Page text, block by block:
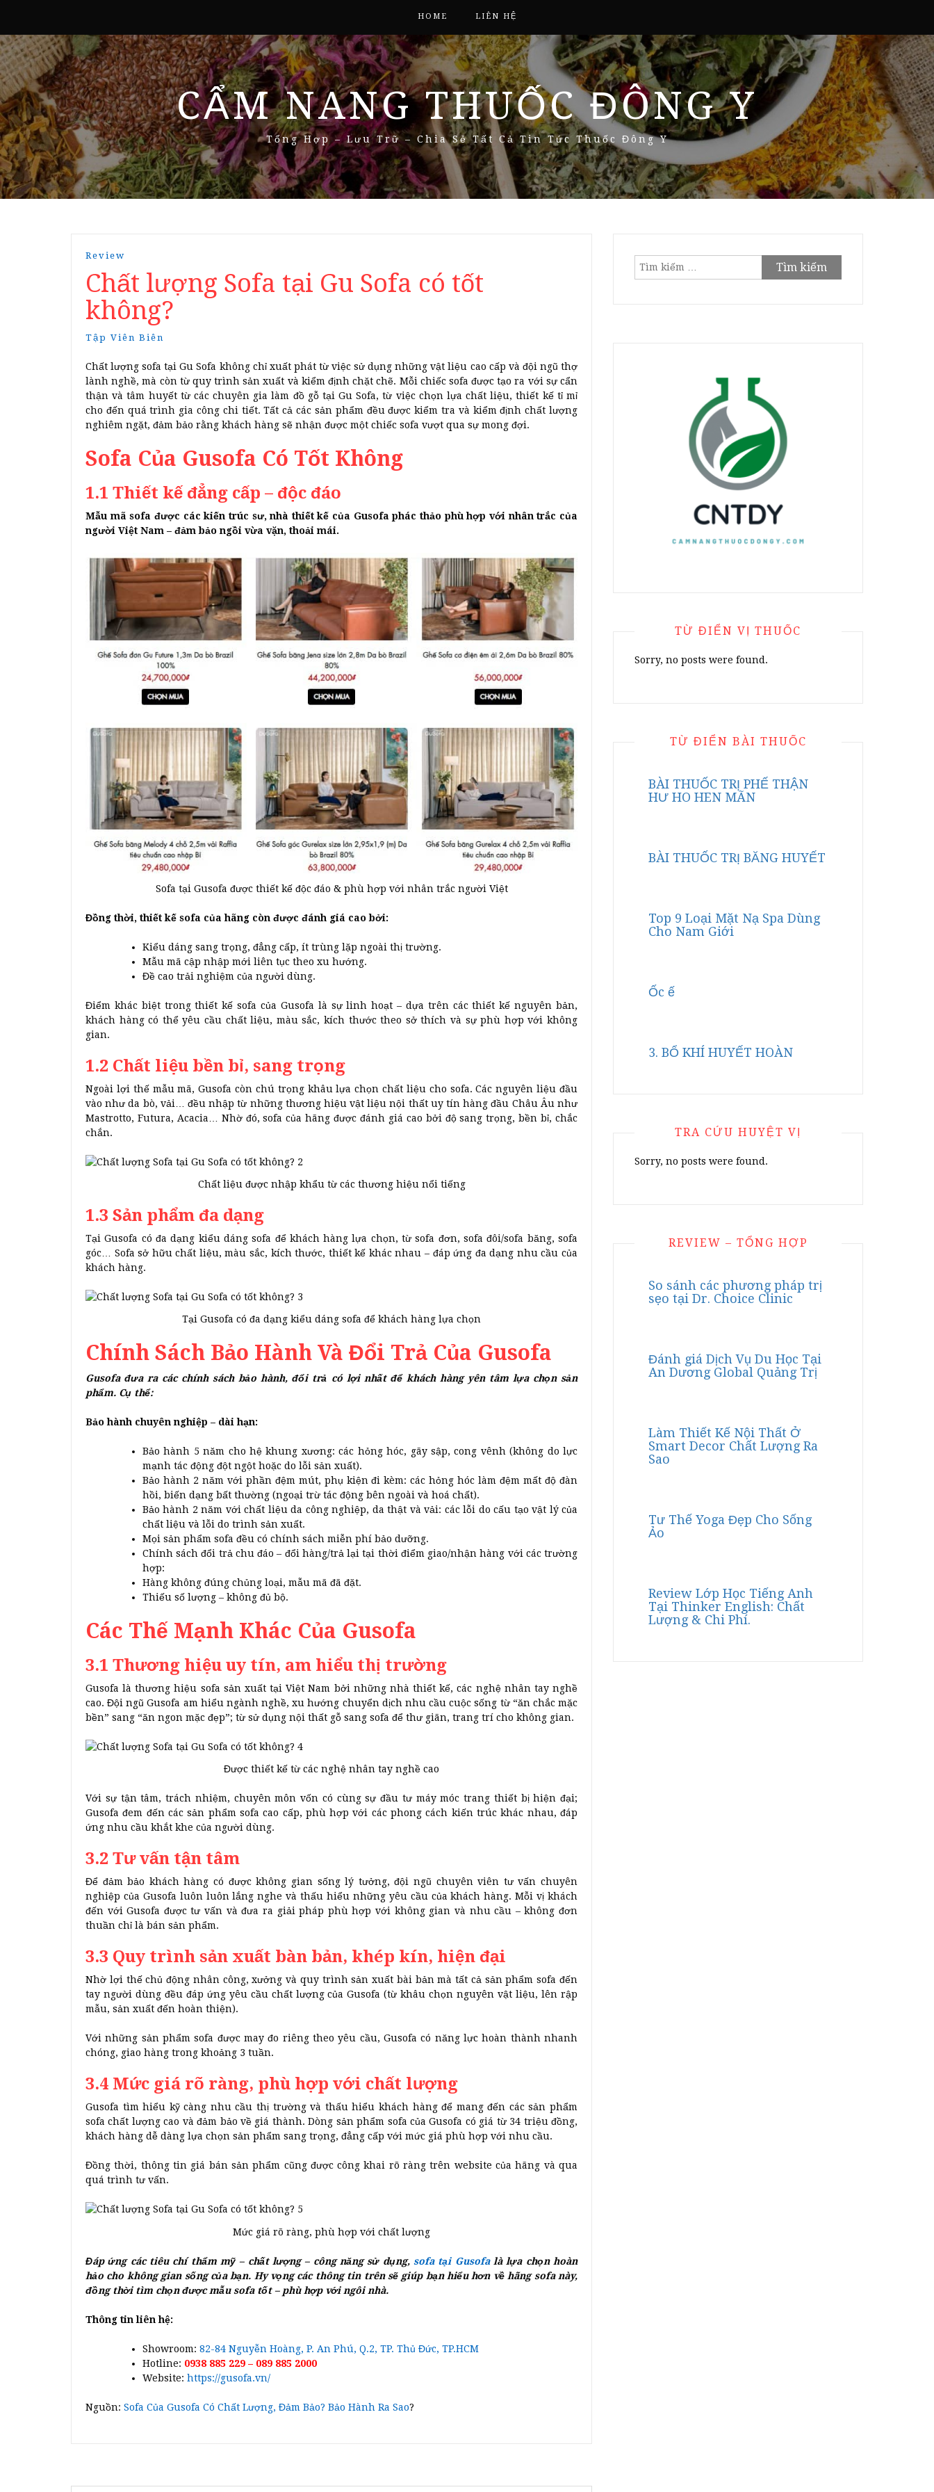
HOME LIÊN HỆ
CẨM NANG THUỐC ĐÔNG Y
Tổng Hợp – Lưu Trữ – Chia Sẻ Tất Cả Tin Tức Thuốc Đông Y
Review
Chất lượng Sofa tại Gu Sofa có tốt
không?
Tập Viên Biên
Chất lượng sofa tại Gu Sofa không chỉ xuất phát từ việc sử dụng những vật liệu cao cấp và đội ngũ thợ
lành nghề, mà còn từ quy trình sản xuất và kiểm định chặt chẽ. Mỗi chiếc sofa được tạo ra với sự cẩn
thận và tâm huyết từ các chuyên gia làm đồ gỗ tại Gu Sofa, từ việc chọn lựa chất liệu, thiết kế tỉ mỉ
cho đến quá trình gia công chi tiết. Tất cả các sản phẩm đều được kiểm tra và kiểm định chất lượng
nghiêm ngặt, đảm bảo rằng khách hàng sẽ nhận được một chiếc sofa vượt qua sự mong đợi.
Sofa Của Gusofa Có Tốt Không
1.1 Thiết kế đẳng cấp – độc đáo
Mẫu mã sofa được các kiến trúc sư, nhà thiết kế của Gusofa phác thảo phù hợp với nhân trắc của
người Việt Nam – đảm bảo ngồi vừa vặn, thoải mái.
Sofa tại Gusofa được thiết kế độc đáo & phù hợp với nhân trắc người Việt
Đồng thời, thiết kế sofa của hãng còn được đánh giá cao bởi:
Kiểu dáng sang trọng, đẳng cấp, ít trùng lặp ngoài thị trường.
Mẫu mã cập nhập mới liên tục theo xu hướng.
Đề cao trải nghiệm của người dùng.
Điểm khác biệt trong thiết kế sofa của Gusofa là sự linh hoạt – dựa trên các thiết kế nguyên bản,
khách hàng có thể yêu cầu chất liệu, màu sắc, kích thước theo sở thích và sự phù hợp với không
gian.
1.2 Chất liệu bền bỉ, sang trọng
Ngoài lợi thế mẫu mã, Gusofa còn chú trọng khâu lựa chọn chất liệu cho sofa. Các nguyên liệu đầu
vào như da bò, vải… đều nhập từ những thương hiệu vật liệu nội thất uy tín hàng đầu Châu Âu như
Mastrotto, Futura, Acacia… Nhờ đó, sofa của hãng được đánh giá cao bởi độ sang trọng, bền bỉ, chắc
chắn.
Chất liệu được nhập khẩu từ các thương hiệu nổi tiếng
1.3 Sản phẩm đa dạng
Tại Gusofa có đa dạng kiểu dáng sofa để khách hàng lựa chọn, từ sofa đơn, sofa đôi/sofa băng, sofa
góc… Sofa sở hữu chất liệu, màu sắc, kích thước, thiết kế khác nhau – đáp ứng đa dạng nhu cầu của
khách hàng.
Tại Gusofa có đa dạng kiểu dáng sofa để khách hàng lựa chọn
Chính Sách Bảo Hành Và Đổi Trả Của Gusofa
Gusofa đưa ra các chính sách bảo hành, đổi trả có lợi nhất để khách hàng yên tâm lựa chọn sản
phẩm. Cụ thể:
Bảo hành chuyên nghiệp – dài hạn:
Bảo hành 5 năm cho hệ khung xương: các hỏng hóc, gãy sập, cong vênh (không do lực
mạnh tác động đột ngột hoặc do lỗi sản xuất).
Bảo hành 2 năm với phần đệm mút, phụ kiện đi kèm: các hỏng hóc làm đệm mất độ đàn
hồi, biến dạng bất thường (ngoại trừ tác động bên ngoài và hoá chất).
Bảo hành 2 năm với chất liệu da công nghiệp, da thật và vải: các lỗi do cấu tạo vật lý của
chất liệu và lỗi do trình sản xuất.
Mọi sản phẩm sofa đều có chính sách miễn phí bảo dưỡng.
Chính sách đổi trả chu đáo – đổi hàng/trả lại tại thời điểm giao/nhận hàng với các trường
hợp:
Hàng không đúng chủng loại, mẫu mã đã đặt.
Thiếu số lượng – không đủ bộ.
Các Thế Mạnh Khác Của Gusofa
3.1 Thương hiệu uy tín, am hiểu thị trường
Gusofa là thương hiệu sofa sản xuất tại Việt Nam bởi những nhà thiết kế, các nghệ nhân tay nghề
cao. Đội ngũ Gusofa am hiểu ngành nghề, xu hướng chuyển dịch nhu cầu cuộc sống từ “ăn chắc mặc
bền” sang “ăn ngon mặc đẹp”; từ sử dụng nội thất gỗ sang sofa để thư giãn, trang trí cho không gian.
Được thiết kế từ các nghệ nhân tay nghề cao
Với sự tận tâm, trách nhiệm, chuyên môn vốn có cùng sự đầu tư máy móc trang thiết bị hiện đại;
Gusofa đem đến các sản phẩm sofa cao cấp, phù hợp với các phong cách kiến trúc khác nhau, đáp
ứng nhu cầu khắt khe của người dùng.
3.2 Tư vấn tận tâm
Để đảm bảo khách hàng có được không gian sống lý tưởng, đội ngũ chuyên viên tư vấn chuyên
nghiệp của Gusofa luôn luôn lắng nghe và thấu hiểu những yêu cầu của khách hàng. Mỗi vị khách
đến với Gusofa được tư vấn và đưa ra giải pháp phù hợp với không gian và nhu cầu – không đơn
thuần chỉ là bán sản phẩm.
3.3 Quy trình sản xuất bàn bản, khép kín, hiện đại
Nhờ lợi thế chủ động nhân công, xưởng và quy trình sản xuất bài bản mà tất cả sản phẩm sofa đến
tay người dùng đều đáp ứng yêu cầu chất lượng của Gusofa (từ khâu chọn nguyên vật liệu, lên rập
mẫu, sản xuất đến hoàn thiện).
Với những sản phẩm sofa được may đo riêng theo yêu cầu, Gusofa có năng lực hoàn thành nhanh
chóng, giao hàng trong khoảng 3 tuần.
3.4 Mức giá rõ ràng, phù hợp với chất lượng
Gusofa tìm hiểu kỹ càng nhu cầu thị trường và thấu hiểu khách hàng để mang đến các sản phẩm
sofa chất lượng cao và đảm bảo về giá thành. Dòng sản phẩm sofa của Gusofa có giá từ 34 triệu đồng,
khách hàng dễ dàng lựa chọn sản phẩm sang trọng, đẳng cấp với mức giá phù hợp với nhu cầu.
Đồng thời, thông tin giá bán sản phẩm cũng được công khai rõ ràng trên website của hãng và qua
quá trình tư vấn.
Mức giá rõ ràng, phù hợp với chất lượng
Đáp ứng các tiêu chí thẩm mỹ – chất lượng – công năng sử dụng, sofa tại Gusofalà lựa chọn hoàn
hảo cho không gian sống của bạn. Hy vọng các thông tin trên sẽ giúp bạn hiểu hơn về hãng sofa này,
đồng thời tìm chọn được mẫu sofa tốt – phù hợp với ngôi nhà.
Thông tin liên hệ:
Showroom: 82-84 Nguyễn Hoàng, P. An Phú, Q.2, TP. Thủ Đức, TP.HCM
Hotline: 0938 885 229 – 089 885 2000
Website: https://gusofa.vn/
Nguồn: Sofa Của Gusofa Có Chất Lượng, Đảm Bảo? Bảo Hành Ra Sao?
Tìm
TỪ ĐIỂN VỊ THUỐC
Sorry, no posts were found.
TỪ ĐIỂN BÀI THUỐC
BÀI THUỐC TRỊ PHẾ THẬN
HƯ HO HEN MÃN
BÀI THUỐC TRỊ BĂNG HUYẾT
Top 9 Loại Mặt Nạ Spa Dùng
Cho Nam Giới
Ốc ế
3. BỔ KHÍ HUYẾT HOÀN
TRA CỨU HUYỆT VỊ
Sorry, no posts were found.
REVIEW – TỔNG HỢP
So sánh các phương pháp trị
sẹo tại Dr. Choice Clinic
Đánh giá Dịch Vụ Du Học Tại
An Dương Global Quảng Trị
Làm Thiết Kế Nội Thất Ở
Smart Decor Chất Lượng Ra
Sao
Tư Thế Yoga Đẹp Cho Sống
Ảo
Review Lớp Học Tiếng Anh
Tại Thinker English: Chất
Lượng & Chi Phí.